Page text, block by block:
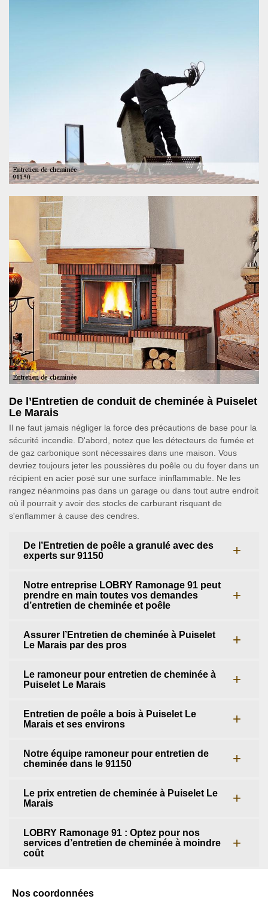
De l’Entretien de conduit de cheminée à Puiselet
Le Marais
Il ne faut jamais négliger la force des précautions de base pour la
sécurité incendie. D'abord, notez que les détecteurs de fumée et
de gaz carbonique sont nécessaires dans une maison. Vous
devriez toujours jeter les poussières du poêle ou du foyer dans un
récipient en acier posé sur une surface ininflammable. Ne les
rangez néanmoins pas dans un garage ou dans tout autre endroit
où il pourrait y avoir des stocks de carburant risquant de
s'enflammer à cause des cendres.
De l’Entretien de poêle a granulé avec des
experts sur 91150
Notre entreprise LOBRY Ramonage 91 peut
prendre en main toutes vos demandes
d’entretien de cheminée et poêle
Assurer l’Entretien de cheminée à Puiselet
Le Marais par des pros
Le ramoneur pour entretien de cheminée à
Puiselet Le Marais
Entretien de poêle a bois à Puiselet Le
Marais et ses environs
Notre équipe ramoneur pour entretien de
cheminée dans le 91150
Le prix entretien de cheminée à Puiselet Le
Marais
LOBRY Ramonage 91 : Optez pour nos
services d’entretien de cheminée à moindre
coût
Nos coordonnées